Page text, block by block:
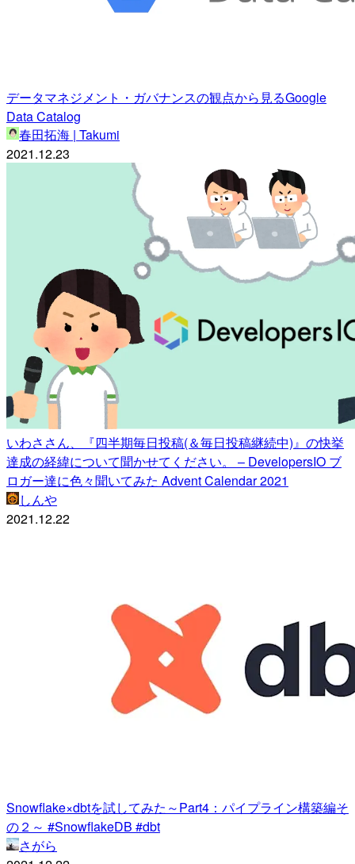
データマネジメント・ガバナンスの観点から見るGoogle
Data Catalog
春田拓海 | Takumi
2021.12.23
いわささん、『四半期毎日投稿(＆毎日投稿継続中)』の快挙
達成の経緯について聞かせてください。 – DevelopersIO ブ
ロガー達に色々聞いてみた Advent Calendar 2021
しんや
2021.12.22
Snowflake×dbtを試してみた～Part4：パイプライン構築編そ
の２～ #SnowflakeDB #dbt
さがら